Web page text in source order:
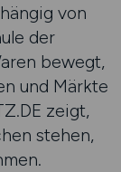
von
der
bewegt,
und Märkte
zeigt,
stehen,